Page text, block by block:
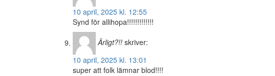
10 april, 2025 kl. 12:55
Synd för allihopa!!!!!!!!!!!!!
Ärligt?!! skriver:
10 april, 2025 kl. 13:01
super att folk lämnar blod!!!!